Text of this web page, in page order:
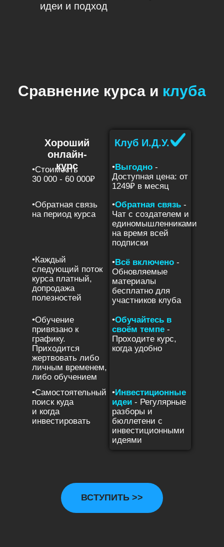
идеи и подход
Сравнение курса и клуба
Хороший
онлайн-
курс
Клуб И.Д.У.
•Стоимость
30 000 - 60 000₽
•Выгодно -
Доступная цена: от
1249₽ в месяц
•Обратная связь
на период курса
•Обратная связь -
Чат с создателем и
единомышленниками
на время всей
подписки
•Всё включено -
Обновляемые
материалы
бесплатно для
участников клуба
•Каждый
следующий поток
курса платный,
допродажа
полезностей
•Обучение
привязано к
графику.
Приходится
жертвовать либо
личным временем,
либо обучением
•Обучайтесь в
своём темпе -
Проходите курс,
когда удобно
•Самостоятельный
поиск куда
и когда
инвестировать
•Инвестиционные
идеи - Регулярные
разборы и
бюллетени с
инвестиционными
идеями
ВСТУПИТЬ >>